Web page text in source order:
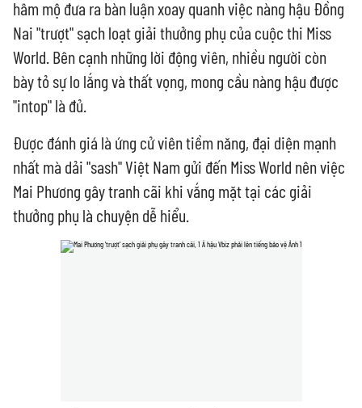
hâm mộ đưa ra bàn luận xoay quanh việc nàng hậu Đồng
Nai "trượt" sạch loạt giải thưởng phụ của cuộc thi Miss
World. Bên cạnh những lời động viên, nhiều người còn
bày tỏ sự lo lắng và thất vọng, mong cầu nàng hậu được
"intop" là đủ.
Được đánh giá là ứng cử viên tiềm năng, đại diện mạnh
nhất mà dải "sash" Việt Nam gửi đến Miss World nên việc
Mai Phương gây tranh cãi khi vắng mặt tại các giải
thưởng phụ là chuyện dễ hiểu.